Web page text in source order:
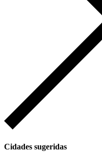
Cidades sugeridas